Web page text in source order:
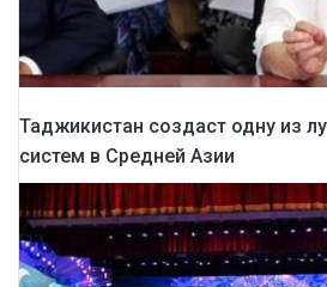
Таджикистан создаст одну из
систем в Средней Азии